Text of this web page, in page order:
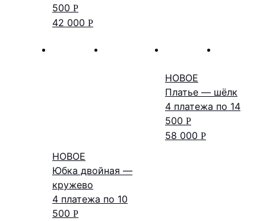
500 Р
42 000 Р
НОВОЕ
Юбка двойная —
кружево
4 платежа по 10
500 Р
НОВОЕ
Платье — шёлк
4 платежа по 14
500 Р
58 000 Р